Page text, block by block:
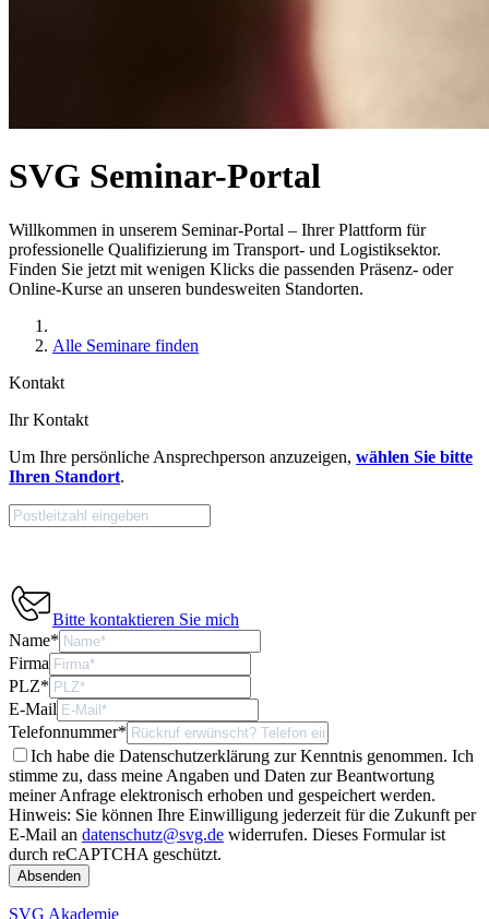
SVG Seminar-Portal
Willkommen in unserem Seminar-Portal – Ihrer Plattform für
professionelle Qualifizierung im Transport- und Logistiksektor.
Finden Sie jetzt mit wenigen Klicks die passenden Präsenz- oder
Online-Kurse an unseren bundesweiten Standorten.
Alle Seminare finden
Kontakt
Ihr Kontakt
Um Ihre persönliche Ansprechperson anzuzeigen, wählen Sie bitte
Ihren Standort.
Bitte kontaktieren Sie mich
Name*
Firma
PLZ*
E-Mail
Telefonnummer*
Ich habe die Datenschutzerklärung zur Kenntnis genommen. Ich
stimme zu, dass meine Angaben und Daten zur Beantwortung
meiner Anfrage elektronisch erhoben und gespeichert werden.
Hinweis: Sie können Ihre Einwilligung jederzeit für die Zukunft per
E-Mail an datenschutz@svg.de widerrufen. Dieses Formular ist
durch reCAPTCHA geschützt.
SVG Akademie